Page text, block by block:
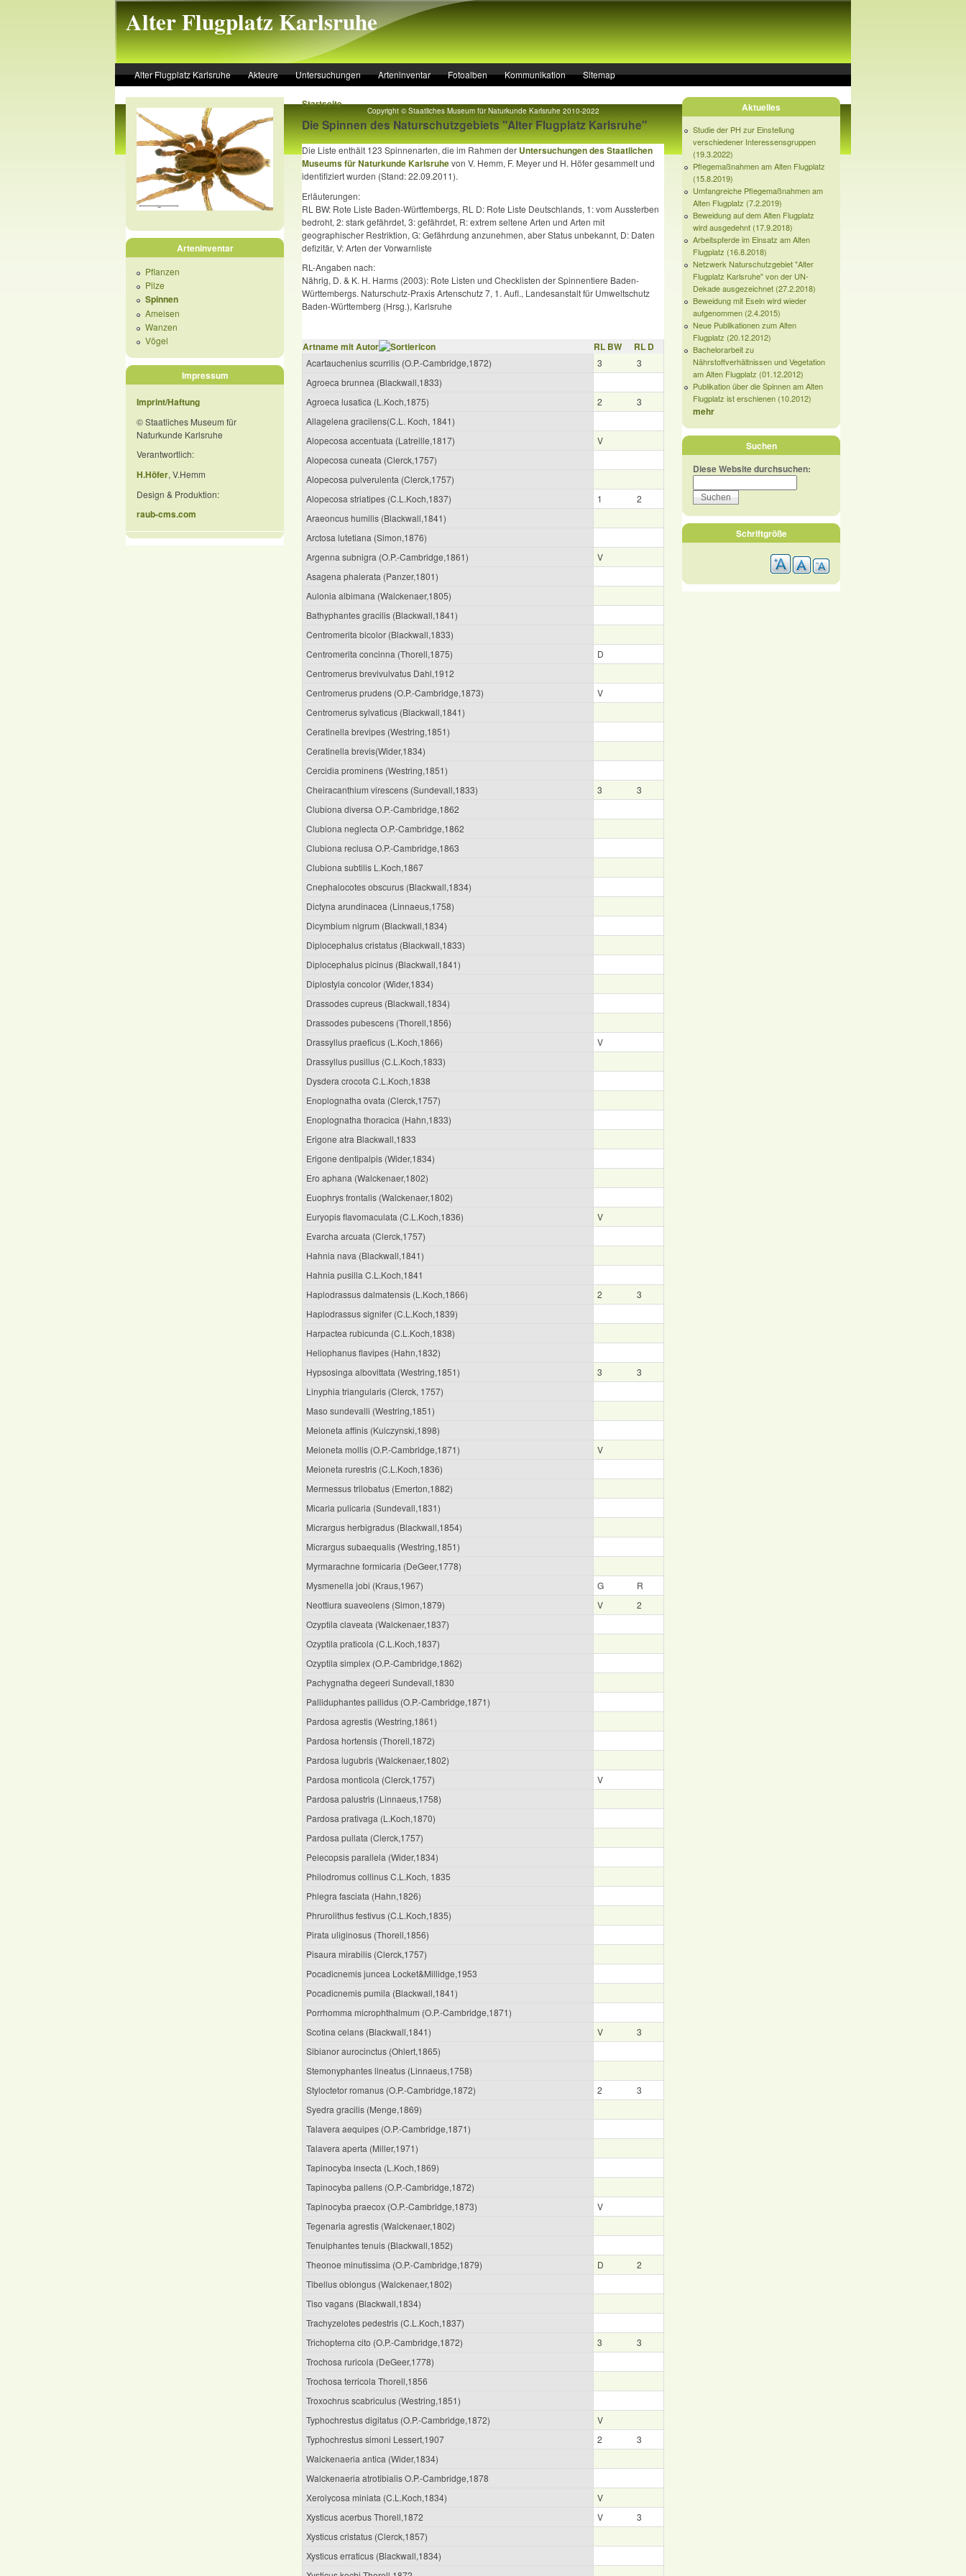
Alter Flugplatz Karlsruhe
Alter Flugplatz Karlsruhe Akteure Untersuchungen Arteninventar Fotoalben Kommunikation Sitemap
Startseite
Die Spinnen des Naturschutzgebiets "Alter Flugplatz Karlsruhe"
Die Liste enthält 123 Spinnenarten, die im Rahmen der Untersuchungen des Staatlichen
Museums für Naturkunde Karlsruhevon V. Hemm, F. Meyer und H. Höfer gesammelt und
identifiziert wurden (Stand: 22.09.2011).
Erläuterungen:
RL BW: Rote Liste Baden-Württembergs, RL D: Rote Liste Deutschlands, 1: vom Aussterben
bedroht, 2: stark gefährdet, 3: gefährdet, R: extrem seltene Arten und Arten mit
geographischer Restriktion, G: Gefährdung anzunehmen, aber Status unbekannt, D: Daten
defizitär, V: Arten der Vorwarnliste
RL-Angaben nach:
Nährig, D. & K. H. Harms (2003): Rote Listen und Checklisten der Spinnentiere Baden-
Württembergs. Naturschutz-Praxis Artenschutz 7, 1. Aufl., Landesanstalt für Umweltschutz
Baden-Württemberg (Hrsg.), Karlsruhe
Artname mit Autor RL BW RL D
Acartauchenius scurrilis (O.P.-Cambridge,1872) 3
3
Agroeca brunnea (Blackwall,1833)
Agroeca lusatica (L.Koch,1875)
2
3
Allagelena gracilens(C.L. Koch, 1841)
Alopecosa accentuata (Latreille,1817)
V
Alopecosa cuneata (Clerck,1757)
Alopecosa pulverulenta (Clerck,1757)
Alopecosa striatipes (C.L.Koch,1837)
1
2
Araeoncus humilis (Blackwall,1841)
Arctosa lutetiana (Simon,1876)
Argenna subnigra (O.P.-Cambridge,1861)
V
Asagena phalerata (Panzer,1801)
Aulonia albimana (Walckenaer,1805)
Bathyphantes gracilis (Blackwall,1841)
Centromerita bicolor (Blackwall,1833)
Centromerita concinna (Thorell,1875)
D
Centromerus brevivulvatus Dahl,1912
Centromerus prudens (O.P.-Cambridge,1873)
V
Centromerus sylvaticus (Blackwall,1841)
Ceratinella brevipes (Westring,1851)
Ceratinella brevis(Wider,1834)
Cercidia prominens (Westring,1851)
Cheiracanthium virescens (Sundevall,1833)
3
3
Clubiona diversa O.P.-Cambridge,1862
Clubiona neglecta O.P.-Cambridge,1862
Clubiona reclusa O.P.-Cambridge,1863
Clubiona subtilis L.Koch,1867
Cnephalocotes obscurus (Blackwall,1834)
Dictyna arundinacea (Linnaeus,1758)
Dicymbium nigrum (Blackwall,1834)
Diplocephalus cristatus (Blackwall,1833)
Diplocephalus picinus (Blackwall,1841)
Diplostyla concolor (Wider,1834)
Drassodes cupreus (Blackwall,1834)
Drassodes pubescens (Thorell,1856)
Drassyllus praeficus (L.Koch,1866)
V
Drassyllus pusillus (C.L.Koch,1833)
Dysdera crocota C.L.Koch,1838
Enoplognatha ovata (Clerck,1757)
Enoplognatha thoracica (Hahn,1833)
Erigone atra Blackwall,1833
Erigone dentipalpis (Wider,1834)
Ero aphana (Walckenaer,1802)
Euophrys frontalis (Walckenaer,1802)
Euryopis flavomaculata (C.L.Koch,1836)
V
Evarcha arcuata (Clerck,1757)
Hahnia nava (Blackwall,1841)
Hahnia pusilla C.L.Koch,1841
Haplodrassus dalmatensis (L.Koch,1866)
2
3
Haplodrassus signifer (C.L.Koch,1839)
Harpactea rubicunda (C.L.Koch,1838)
Heliophanus flavipes (Hahn,1832)
Hypsosinga albovittata (Westring,1851)
3
3
Linyphia triangularis (Clerck, 1757)
Maso sundevalli (Westring,1851)
Meioneta affinis (Kulczynski,1898)
Meioneta mollis (O.P.-Cambridge,1871)
V
Meioneta rurestris (C.L.Koch,1836)
Mermessus trilobatus (Emerton,1882)
Micaria pulicaria (Sundevall,1831)
Micrargus herbigradus (Blackwall,1854)
Micrargus subaequalis (Westring,1851)
Myrmarachne formicaria (DeGeer,1778)
Mysmenella jobi (Kraus,1967)
G
R
Neottiura suaveolens (Simon,1879)
V
2
Ozyptila claveata (Walckenaer,1837)
Ozyptila praticola (C.L.Koch,1837)
Ozyptila simplex (O.P.-Cambridge,1862)
Pachygnatha degeeri Sundevall,1830
Palliduphantes pallidus (O.P.-Cambridge,1871)
Pardosa agrestis (Westring,1861)
Pardosa hortensis (Thorell,1872)
Pardosa lugubris (Walckenaer,1802)
Pardosa monticola (Clerck,1757)
V
Pardosa palustris (Linnaeus,1758)
Pardosa prativaga (L.Koch,1870)
Pardosa pullata (Clerck,1757)
Pelecopsis parallela (Wider,1834)
Philodromus collinus C.L.Koch, 1835
Phlegra fasciata (Hahn,1826)
Phrurolithus festivus (C.L.Koch,1835)
Pirata uliginosus (Thorell,1856)
Pisaura mirabilis (Clerck,1757)
Pocadicnemis juncea Locket&Millidge,1953
Pocadicnemis pumila (Blackwall,1841)
Porrhomma microphthalmum (O.P.-Cambridge,1871)
Scotina celans (Blackwall,1841)
V
3
Sibianor aurocinctus (Ohlert,1865)
Stemonyphantes lineatus (Linnaeus,1758)
Styloctetor romanus (O.P.-Cambridge,1872)
2
3
Syedra gracilis (Menge,1869)
Talavera aequipes (O.P.-Cambridge,1871)
Talavera aperta (Miller,1971)
Tapinocyba insecta (L.Koch,1869)
Tapinocyba pallens (O.P.-Cambridge,1872)
Tapinocyba praecox (O.P.-Cambridge,1873)
V
Tegenaria agrestis (Walckenaer,1802)
Tenuiphantes tenuis (Blackwall,1852)
Theonoe minutissima (O.P.-Cambridge,1879)
D
2
Tibellus oblongus (Walckenaer,1802)
Tiso vagans (Blackwall,1834)
Trachyzelotes pedestris (C.L.Koch,1837)
Trichopterna cito (O.P.-Cambridge,1872)
3
3
Trochosa ruricola (DeGeer,1778)
Trochosa terricola Thorell,1856
Troxochrus scabriculus (Westring,1851)
Typhochrestus digitatus (O.P.-Cambridge,1872)
V
Typhochrestus simoni Lessert,1907
2
3
Walckenaeria antica (Wider,1834)
Walckenaeria atrotibialis O.P.-Cambridge,1878
Xerolycosa miniata (C.L.Koch,1834)
V
Xysticus acerbus Thorell,1872
V
3
Xysticus cristatus (Clerck,1857)
Xysticus erraticus (Blackwall,1834)
Arteninventar
Pflanzen
Pilze
Spinnen
Ameisen
Wanzen
Vögel
Impressum
Imprint/Haftung
© Staatliches Museum für
Naturkunde Karlsruhe
Verantwortlich:
H.Höfer, V.Hemm
Design & Produktion:
raub-cms.com
Aktuelles
Studie der PH zur Einstellung
verschiedener Interessensgruppen
(19.3.2022)
Pflegemaßnahmen am Alten Flugplatz
(15.8.2019)
Umfangreiche Pflegemaßnahmen am
Alten Flugplatz (7.2.2019)
Beweidung auf dem Alten Flugplatz
wird ausgedehnt (17.9.2018)
Arbeitspferde im Einsatz am Alten
Flugplatz (16.8.2018)
Netzwerk Naturschutzgebiet "Alter
Flugplatz Karlsruhe" von der UN-
Dekade ausgezeichnet (27.2.2018)
Beweidung mit Eseln wird wieder
aufgenommen (2.4.2015)
Neue Publikationen zum Alten
Flugplatz (20.12.2012)
Bachelorarbeit zu
Nährstoffverhältnissen und Vegetation
am Alten Flugplatz (01.12.2012)
Publikation über die Spinnen am Alten
Flugplatz ist erschienen (10.2012)
mehr
Suchen
Diese Website durchsuchen:
Schriftgröße
Copyright © Staatliches Museum für Naturkunde Karlsruhe 2010-2022